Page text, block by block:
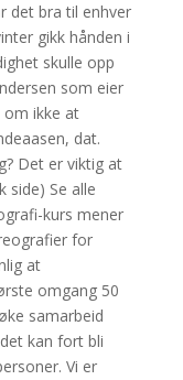
det bra til enhver
gikk hånden i
skulle opp
som eier
om ikke at
dat.
Det er viktig at
side) Se alle
kurs mener
for
at
omgang 50
samarbeid
kan fort bli
Vi er